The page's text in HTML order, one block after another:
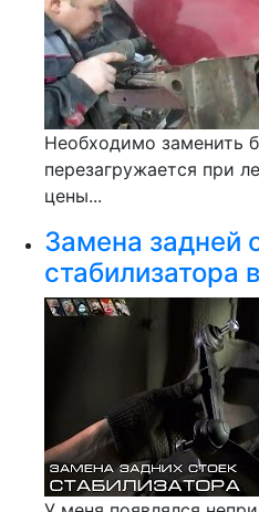
Необходимо заменить
перезагружается при
цены...
Замена задней
стабилизатора